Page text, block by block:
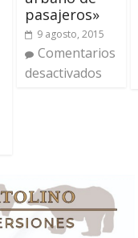
pasajeros»
9 agosto, 2015
Comentarios
desactivados